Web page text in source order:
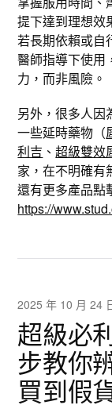
提下達到理想效
若長期依賴或自
醫師指導下使用
力，而非風險。
另外，很多人因
一些延時藥物（
利吉 、超級雙效
家，在不明確有
還有更多產品點
https://
2025 年 10 月 24
超級必
步教你
買到假